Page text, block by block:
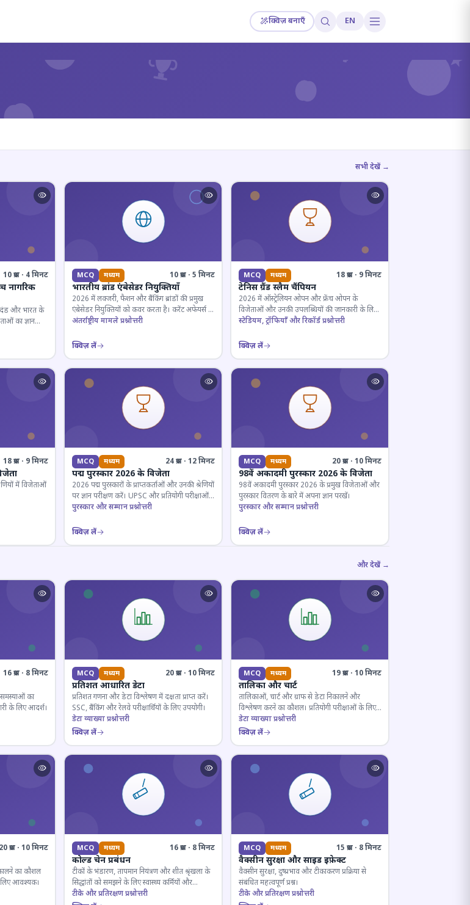
क्विज़ बनाएँ EN
? ?
सभी देखें →
10 प्रश्न · 4 मिनट
नागरिक
और भारत के
का ज्ञान
MCQ मध्यम 10 प्रश्न · 5 मिनट
भारतीय ब्रांड एंबेसेडर नियुक्तियाँ
2026 में लक्जरी, फैशन और बैंकिंग ब्रांडों की प्रमुख
एंबेसेडर नियुक्तियों को कवर करता है। करेंट अफेयर्स के
लिए जरूरी।
अंतर्राष्ट्रीय मामले प्रश्नोत्तरी
क्विज़ लें
MCQ मध्यम 18 प्रश्न · 9 मिनट
टेनिस ग्रैंड स्लैम चैंपियन
2026 में ऑस्ट्रेलियन ओपन और फ्रेंच ओपन के
विजेताओं और उनकी उपलब्धियों की जानकारी के लिए
क्विज़।
स्टेडियम, ट्रॉफियाँ और रिकॉर्ड प्रश्नोत्तरी
क्विज़ लें
18 प्रश्न · 9 मिनट
में विजेताओं
MCQ मध्यम 24 प्रश्न · 12 मिनट
पद्म पुरस्कार 2026 के विजेता
2026 पद्म पुरस्कारों के प्राप्तकर्ताओं और उनकी श्रेणियों
पर ज्ञान परीक्षण करें। UPSC और प्रतियोगी परीक्षाओं
के लिए महत्वपूर्ण।
पुरस्कार और सम्मान प्रश्नोत्तरी
क्विज़ लें
MCQ मध्यम 20 प्रश्न · 10 मिनट
98वें अकादमी पुरस्कार 2026 के विजेता
98वें अकादमी पुरस्कार 2026 के प्रमुख विजेताओं और
पुरस्कार वितरण के बारे में अपना ज्ञान परखें।
पुरस्कार और सम्मान प्रश्नोत्तरी
क्विज़ लें
और देखें →
16 प्रश्न · 8 मिनट
का
के लिए आदर्श।
MCQ मध्यम 20 प्रश्न · 10 मिनट
प्रतिशत आधारित डेटा
प्रतिशत गणना और डेटा विश्लेषण में दक्षता प्राप्त करें।
SSC, बैंकिंग और रेलवे परीक्षार्थियों के लिए उपयोगी।
डेटा व्याख्या प्रश्नोत्तरी
क्विज़ लें
MCQ मध्यम 19 प्रश्न · 10 मिनट
तालिका और चार्ट
तालिकाओं, चार्ट और ग्राफ से डेटा निकालने और
विश्लेषण करने का कौशल। प्रतियोगी परीक्षाओं के लिए
अनिवार्य।
डेटा व्याख्या प्रश्नोत्तरी
क्विज़ लें
20 प्रश्न · 10 मिनट
का कौशल
लिए आवश्यक।
MCQ मध्यम 16 प्रश्न · 8 मिनट
कोल्ड चेन प्रबंधन
टीकों के भंडारण, तापमान नियंत्रण और शीत श्रृंखला के
सिद्धांतों को समझने के लिए स्वास्थ्य कर्मियों और
परीक्षार्थियों के लिए महत्वपूर्ण।
टीके और प्रतिरक्षण प्रश्नोत्तरी
MCQ मध्यम 15 प्रश्न · 8 मिनट
वैक्सीन सुरक्षा और साइड इफ़ेक्ट
वैक्सीन सुरक्षा, दुष्प्रभाव और टीकाकरण प्रक्रिया से
संबंधित महत्वपूर्ण प्रश्न।
टीके और प्रतिरक्षण प्रश्नोत्तरी